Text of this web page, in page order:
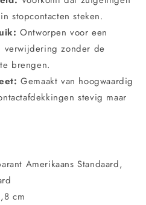
stopcontacten steken.
Ontworpen voor een
verwijdering zonder de
brengen.
Gemaakt van hoogwaardig
stevig maar
Amerikaans Standaard,
cm